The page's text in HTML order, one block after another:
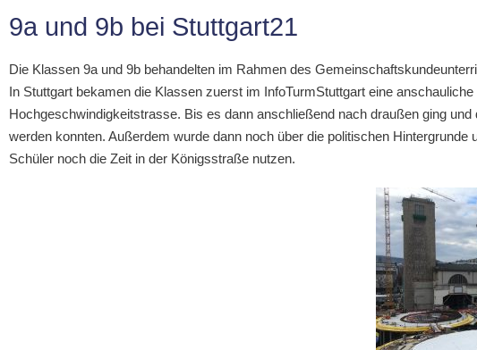
9a und 9b bei Stuttgart21
Die Klassen 9a und 9b behandelten im Rahmen des
In Stuttgart bekamen die Klassen zuerst im InfoTurmStuttgart eine
Hochgeschwindigkeitstrasse. Bis es dann anschließend nach draußen ging
werden konnten. Außerdem wurde dann noch über die politischen
Schüler noch die Zeit in der Königsstraße nutzen.